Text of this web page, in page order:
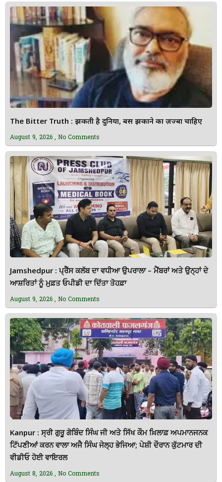
The Bitter Truth : झुकती है दुनिया, बस झुकाने का ज़ज्बा चाहिए
August 9, 2026 No Comments
Jamshedpur : ਪ੍ਰੈੱਸ ਕਲੱਬ ਦਾ ਵਧੀਆ ਉਪਰਾਲਾ – ਮੈਂਬਰਾਂ ਅਤੇ ਉਨ੍ਹਾਂ ਦੇ
ਆਸ਼ਰਿਤਾਂ ਨੂੰ ਮੁਫ਼ਤ ਓਪੀਡੀ ਦਾ ਦਿੱਤਾ ਤੋਹਫ਼ਾ
August 9, 2026 No Comments
Kanpur : ਸ੍ਰੀ ਗੁਰੂ ਗੋਬਿੰਦ ਸਿੰਘ ਜੀ ਅਤੇ ਸਿੱਖ ਕੌਮ ਖ਼ਿਲਾਫ਼ ਅਪਮਾਨਜਨਕ
ਟਿੱਪਣੀਆਂ ਕਰਨ ਵਾਲਾ ਅਜੈ ਸਿੰਘ ਜੇਲ੍ਹ ਭੇਜਿਆ; ਪੇਸ਼ੀ ਦੌਰਾਨ ਕੁੱਟਮਾਰ ਦੀ
ਵੀਡੀਓ ਹੋਈ ਵਾਇਰਲ
August 8, 2026 No Comments